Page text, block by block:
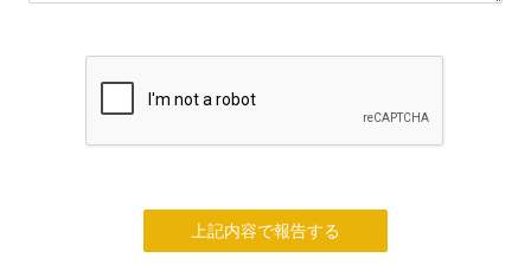
上記内容で報告する